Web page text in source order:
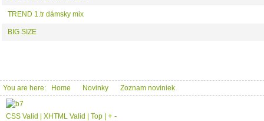
TREND 1.tr dámsky mix
BIG SIZE
You are here: Home Novinky Zoznam noviniek
CSS Valid | XHTML Valid | Top + -